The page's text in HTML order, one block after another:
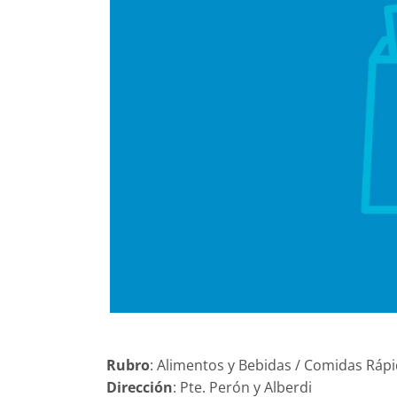
Rubro: Alimentos y Bebidas / Comidas
Dirección: Pte. Perón y Alberdi